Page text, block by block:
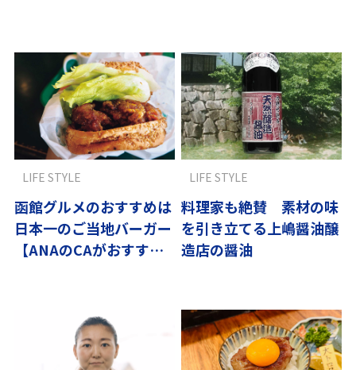
函館グルメのおすすめは
日本一のご当地バーガー
【ANAのCAがおすす
LIFE STYLE
料理家も絶賛 素材の味
を引き立てる上嶋醤油醸
造店の醤油
LIFE STYLE